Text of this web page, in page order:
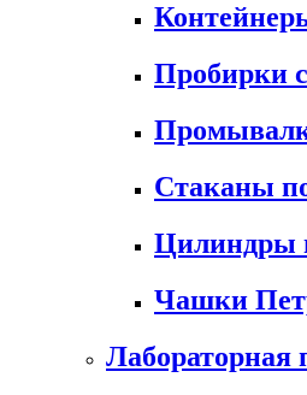
Пробирки
Стаканы
Цилиндры
Чашки
Лабораторная